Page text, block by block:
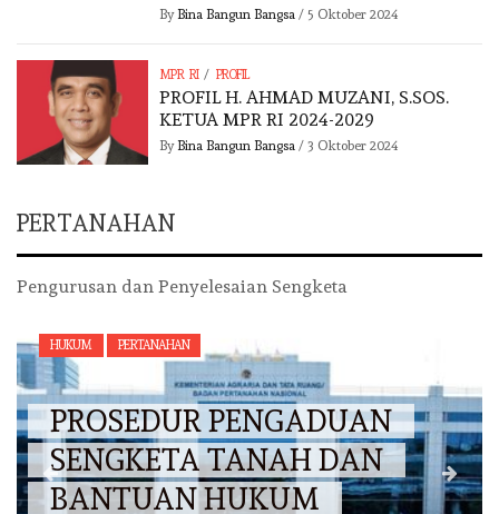
By Bina Bangun Bangsa/ 5 Oktober 2024
MPR RI / PROFIL
PROFIL H. AHMAD MUZANI, S.SOS.
KETUA MPR RI 2024-2029
By Bina Bangun Bangsa/ 3 Oktober 2024
PERTANAHAN
Pengurusan dan Penyelesaian Sengketa
HUKUM PERTANAHAN
PROSEDUR PENGADUAN
SENGKETA TANAH DAN
BANTUAN HUKUM